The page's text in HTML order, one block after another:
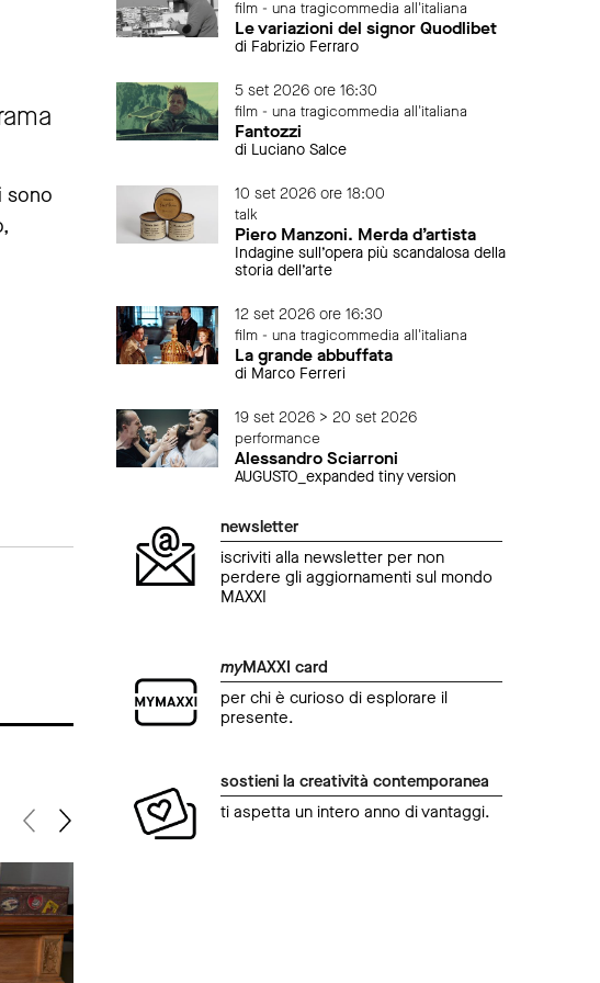
sono
film - una tragicommedia all'italiana
Le variazioni del signor Quodlibet
di Fabrizio Ferraro
5 set 2026 ore 16:30
film - una tragicommedia all'italiana
Fantozzi
di Luciano Salce
10 set 2026 ore 18:00
talk
Piero Manzoni. Merda d’artista
Indagine sull’opera più scandalosa della
storia dell’arte
12 set 2026 ore 16:30
film - una tragicommedia all'italiana
La grande abbuffata
di Marco Ferreri
19 set 2026 > 20 set 2026
performance
Alessandro Sciarroni
AUGUSTO_expanded tiny version
newsletter
iscriviti alla newsletter per non
perdere gli aggiornamenti sul mondo
MAXXI
myMAXXI card
per chi è curioso di esplorare il
presente.
sostieni la creatività contemporanea
ti aspetta un intero anno di vantaggi.